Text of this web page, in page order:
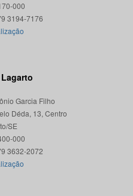
000
Garcia Filho
Déda, 13, Centro
SE
000